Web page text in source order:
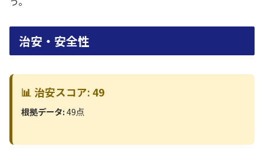
治安・安全性
📊 治安スコア: 49
根拠データ:49点